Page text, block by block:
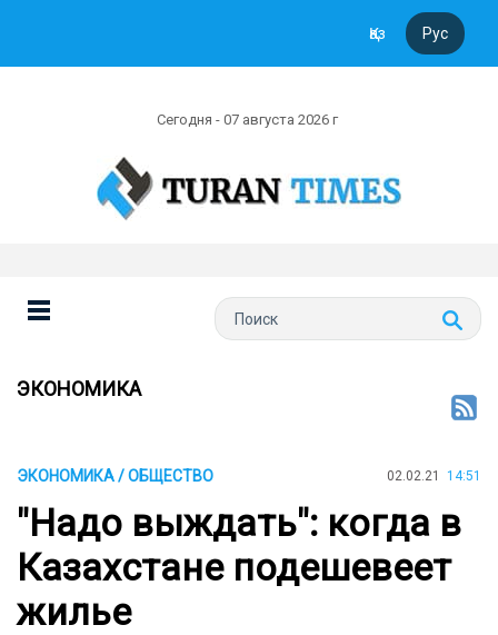
Қаз Рус
Сегодня - 07 августа 2026 г
ЭКОНОМИКА
ЭКОНОМИКА / ОБЩЕСТВО 02.02.21 14:51
"Надо выждать": когда в
Казахстане подешевеет
жилье